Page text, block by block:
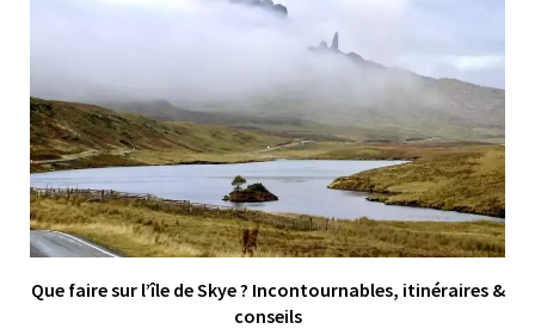
Que faire sur l’île de Skye ? Incontournables, itinéraires &
conseils